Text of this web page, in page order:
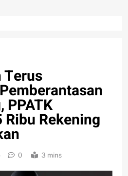
Terus
PPATK
Rekening
0 3 mins